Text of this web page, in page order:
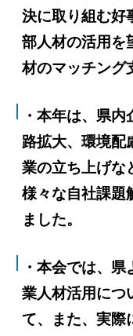
決に取り組む好
部人材の活用を
材のマッチング
・本年は、県
路拡大、環境配
業の立ち上げな
様々な自社課題
ました。
・本会では、
業人材活用につ
て、また、実際